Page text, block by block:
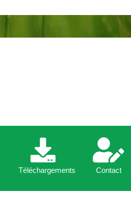
Téléchargements Contact
Téléchargements Contact